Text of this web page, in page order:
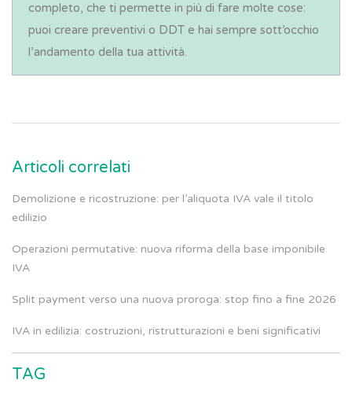
completo, che ti permette in più di fare molte cose:
puoi creare preventivi o DDT e hai sempre sott’occhio
l’andamento della tua attività.
Articoli correlati
Demolizione e ricostruzione: per l’aliquota IVA vale il titolo
edilizio
Operazioni permutative: nuova riforma della base imponibile
IVA
Split payment verso una nuova proroga: stop fino a fine 2026
IVA in edilizia: costruzioni, ristrutturazioni e beni significativi
TAG